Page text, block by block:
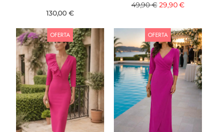
130,00€
49,90€ 29,90€
OFERTA OFERTA